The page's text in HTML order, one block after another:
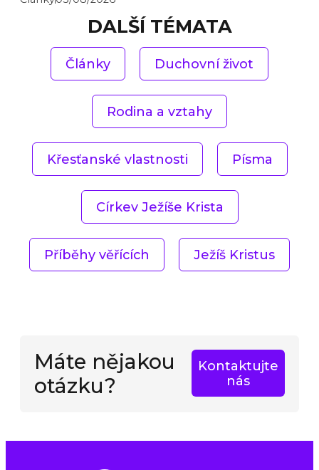
DALŠÍ TÉMATA
Články Duchovní život
Rodina a vztahy
Křesťanské vlastnosti Písma
Církev Ježíše Krista
Příběhy věřících Ježíš Kristus
Máte nějakou
otázku?
Kontaktujte
nás